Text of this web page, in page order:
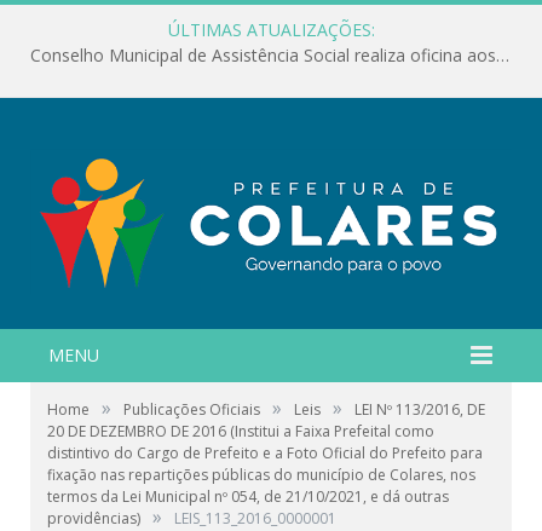
ÚLTIMAS ATUALIZAÇÕES:
Conselho Municipal de Assistência Social realiza oficina aos servidores
MENU
Home » Publicações Oficiais » Leis »
LEI Nº 113/2016, DE
20 DE DEZEMBRO DE 2016 (Institui a Faixa Prefeital como
distintivo do Cargo de Prefeito e a Foto Oficial do Prefeito para
fixação nas repartições públicas do município de Colares, nos
termos da Lei Municipal nº 054, de 21/10/2021, e dá outras
providências) » LEIS_113_2016_0000001